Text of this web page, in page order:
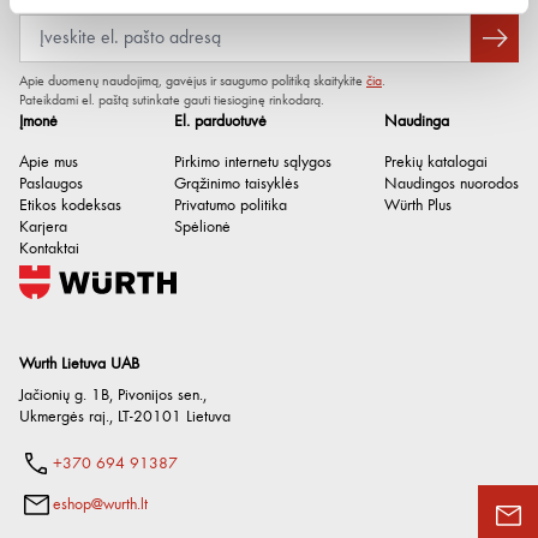
pH vertė / sąlygos 14 / esant 20°C
Tankis / sąlygos
Sandėliavimo trukmė po
pagaminimo
36 mėn.
Biologiškai skaidus Taip
Be organinių chloro junginių
(AOX)
Wurth Lietuva UAB
Jačionių g. 1B, Pivonijos sen.,
Ukmergės raj., LT-20101 Lietuva
+370 694 91387
eshop@wurth.lt
Įmonė
Apie mus
Paslaugos
Etikos kodeksas
Karjera
Kontaktai
El. parduotuvė
Pirkimo internetu sąlygos
Grąžinimo taisyklės
Privatumo politika
Spėlionė
Naudinga
Prekių katalogai
Naudingos nuorodos
Würth Plus
Apie duomenų naudojimą, gavėjus ir saugumo politiką skaitykite čia.
Pateikdami el. paštą sutinkate gauti tiesioginę rinkodarą.